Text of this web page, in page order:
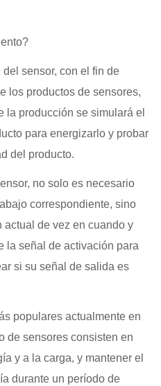
sensor, con el fin de
los productos de sensores,
la producción se simulará el
para energizarlo y probar
del producto.
no solo es necesario
correspondiente, sino
de vez en cuando y
la señal de activación para
si su señal de salida es
populares actualmente en
de sensores consisten en
y a la carga, y mantener el
durante un período de